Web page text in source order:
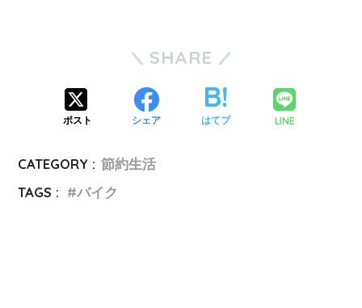
SHARE
ポスト シェア はてブ LINE
CATEGORY : 節約生活
TAGS :
バイク